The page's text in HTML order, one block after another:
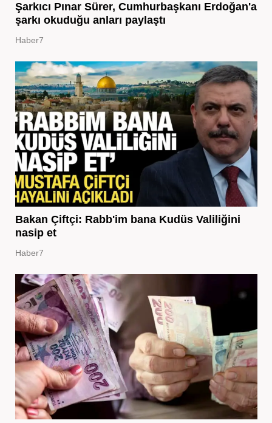
Şarkıcı Pınar Sürer, Cumhurbaşkanı Erdoğan'a
şarkı okuduğu anları paylaştı
Haber7
Bakan Çiftçi: Rabb'im bana Kudüs Valiliğini
nasip et
Haber7